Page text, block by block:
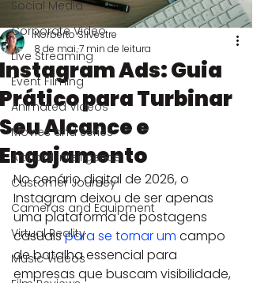
Social Media
Corporate Video
Live Streaming
Event Filming
Animated Videos
Movies and Series
Artificial Intelligence
Customer Journey
Cameras and Equipment
Virtual Reality
Music Videos
Instagram Ads: Guia
Prático para Turbinar
Seu Alcance e
Engajamento
Norberto Silvestre
8 de mai.7 min de leitura
No cenário digital de 2026, o
Instagram deixou de ser apenas
uma plataforma de postagens
casuais para se tornar um campo
de batalha essencial para
empresas que buscam visibilidade,